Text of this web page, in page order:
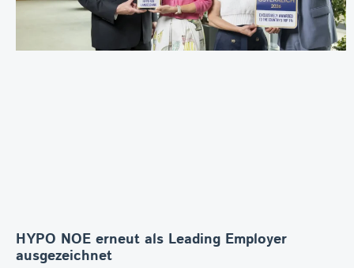
HYPO NOE erneut als Leading Employer
ausgezeichnet